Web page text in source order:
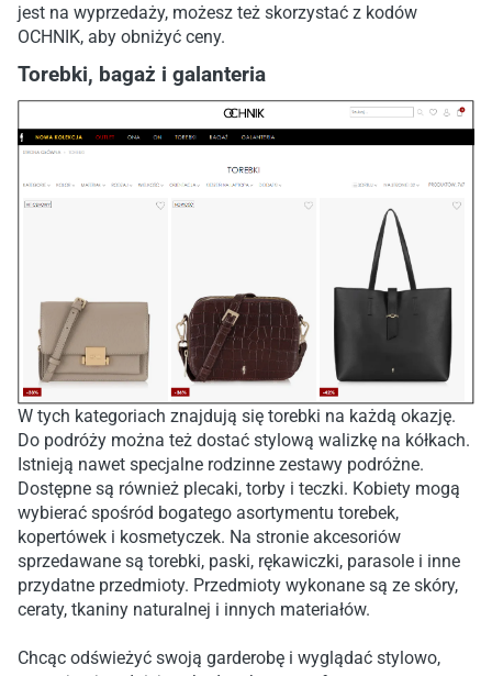
jest na wyprzedaży, możesz też skorzystać z kodów
OCHNIK, aby obniżyć ceny.
Torebki, bagaż i galanteria
W tych kategoriach znajdują się torebki na każdą okazję.
Do podróży można też dostać stylową walizkę na kółkach.
Istnieją nawet specjalne rodzinne zestawy podróżne.
Dostępne są również plecaki, torby i teczki. Kobiety mogą
wybierać spośród bogatego asortymentu torebek,
kopertówek i kosmetyczek. Na stronie akcesoriów
sprzedawane są torebki, paski, rękawiczki, parasole i inne
przydatne przedmioty. Przedmioty wykonane są ze skóry,
ceraty, tkaniny naturalnej i innych materiałów.
Chcąc odświeżyć swoją garderobę i wyglądać stylowo,